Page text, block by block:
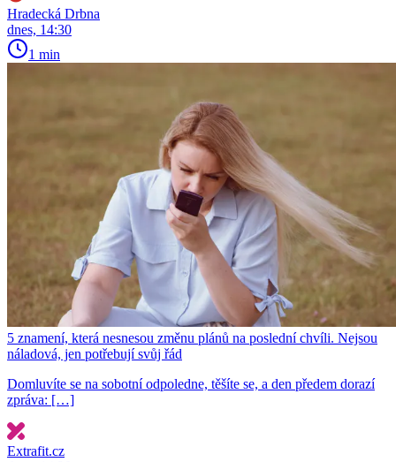
Hradecká Drbna
dnes, 14:30
1 min
5 znamení, která nesnesou změnu plánů na poslední chvíli. Nejsou
náladová, jen potřebují svůj řád
Domluvíte se na sobotní odpoledne, těšíte se, a den předem dorazí
zpráva: […]
Extrafit.cz